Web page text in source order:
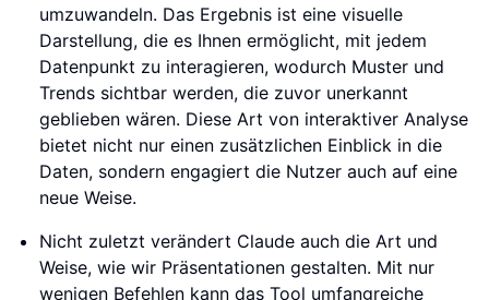
umzuwandeln. Das Ergebnis ist eine visuelle
Darstellung, die es Ihnen ermöglicht, mit jedem
Datenpunkt zu interagieren, wodurch Muster und
Trends sichtbar werden, die zuvor unerkannt
geblieben wären. Diese Art von interaktiver Analyse
bietet nicht nur einen zusätzlichen Einblick in die
Daten, sondern engagiert die Nutzer auch auf eine
neue Weise.
Nicht zuletzt verändert Claude auch die Art und
Weise, wie wir Präsentationen gestalten. Mit nur
wenigen Befehlen kann das Tool umfangreiche